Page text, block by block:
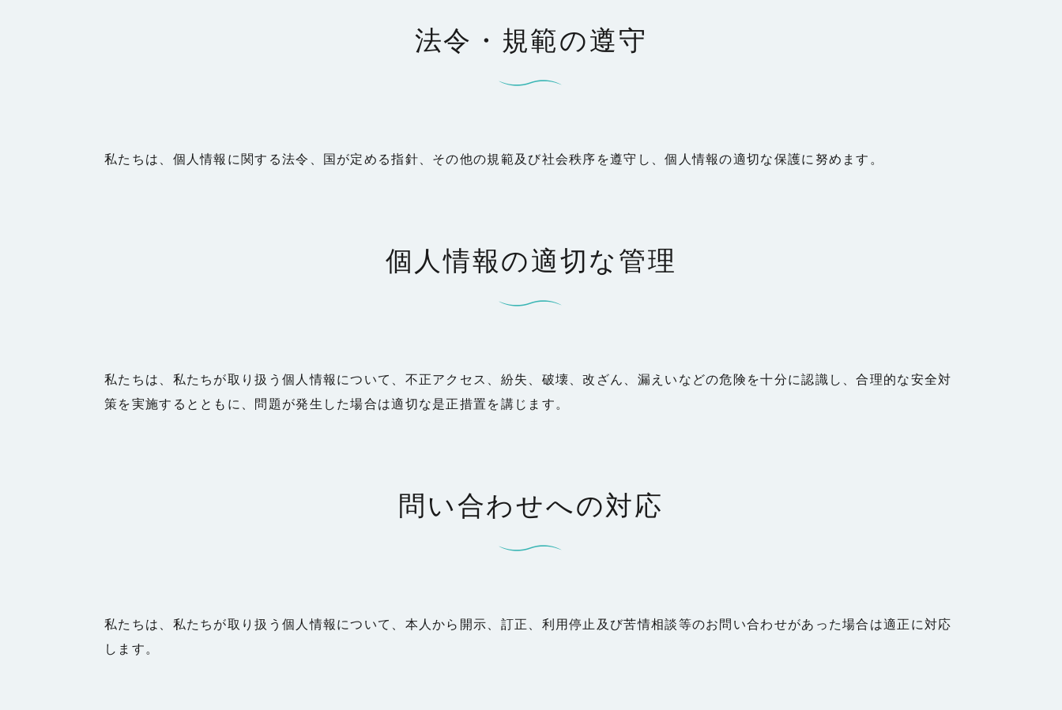
法令・規範の遵守
私たちは、個人情報に関する法令、国が定める指針、その他の規範及び社会秩序を遵守し、個人情報の適切な保護に努めます。
個人情報の適切な管理
私たちは、私たちが取り扱う個人情報について、不正アクセス、紛失、破壊、改ざん、漏えいなどの危険を十分に認識し、合理的な安全対
策を実施するとともに、問題が発生した場合は適切な是正措置を講じます。
問い合わせへの対応
私たちは、私たちが取り扱う個人情報について、本人から開示、訂正、利用停止及び苦情相談等のお問い合わせがあった場合は適正に対応
します。